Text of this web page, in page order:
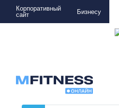
Корпоративный
сайт
Бизнесу